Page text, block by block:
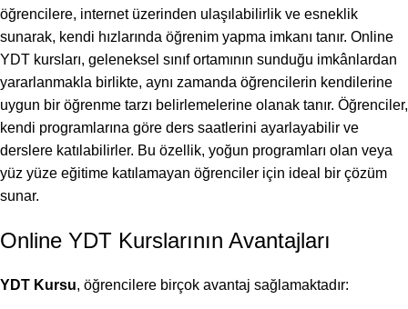
öğrencilere, internet üzerinden ulaşılabilirlik ve esneklik
sunarak, kendi hızlarında öğrenim yapma imkanı tanır. Online
YDT kursları, geleneksel sınıf ortamının sunduğu imkânlardan
yararlanmakla birlikte, aynı zamanda öğrencilerin kendilerine
uygun bir öğrenme tarzı belirlemelerine olanak tanır. Öğrenciler,
kendi programlarına göre ders saatlerini ayarlayabilir ve
derslere katılabilirler. Bu özellik, yoğun programları olan veya
yüz yüze eğitime katılamayan öğrenciler için ideal bir çözüm
sunar.
Online YDT Kurslarının Avantajları
YDT Kursu, öğrencilere birçok avantaj sağlamaktadır: